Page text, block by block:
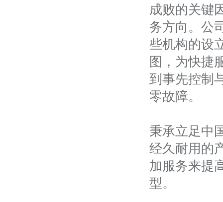
成败的关键
务方向。公
些机构的设
图，为快捷
到事先控制
零故障。
秉承立足中
经久耐用的
加服务来提
型。